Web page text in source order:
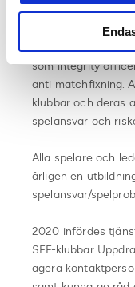
detta.
Anders Wikström
som integrity
anti matchfixning.
klubbar och deras
spelansvar och
Alla spelare och
årligen en
spelansvar/
2020 infördes
SEF-klubbar.
agera